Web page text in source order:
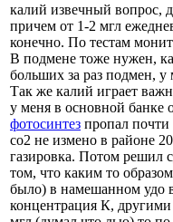
калий извечный вопрос,
причем от 1-2 мгл
конечно. По тестам
В подмене тоже нужен,
больших за раз подмен, у
Так же калий играет
у меня в основной банке
фотосинтез пропал почти
со2 не измено в районе
газировка. Потом решил
том, что каким то
было) в намешанном удо
концентрация К,